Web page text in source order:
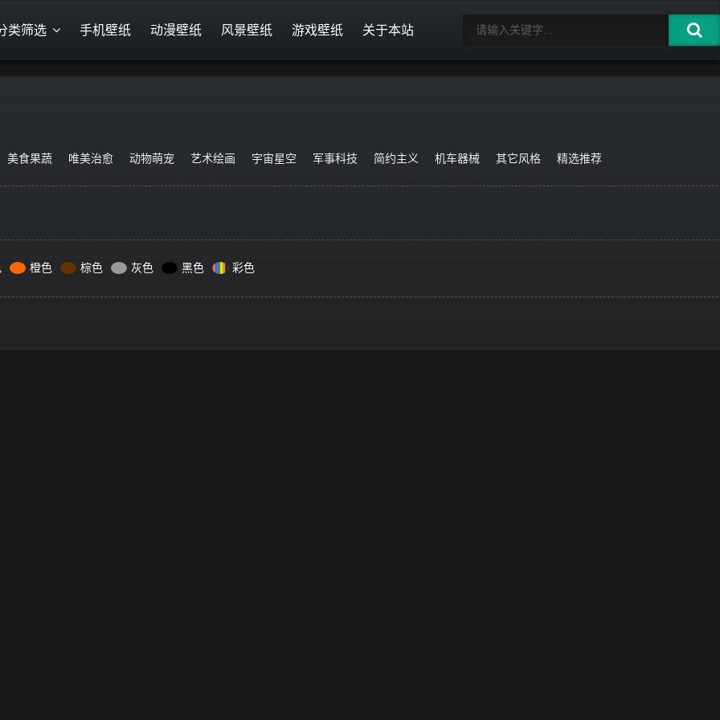
类筛选 手机壁纸 动漫壁纸 风景壁纸 游戏壁纸 关于本站
美食果蔬 唯美治愈 动物萌宠 艺术绘画 宇宙星空 军事科技 简约主义 机车器械 其它风格 精选推荐
橙色 棕色 灰色 黑色 彩色